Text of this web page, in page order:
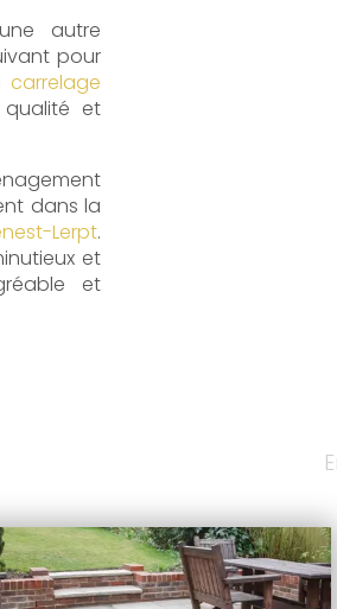
autre
pour
carrelage
qualité et
dans la
Lerpt.
et
et